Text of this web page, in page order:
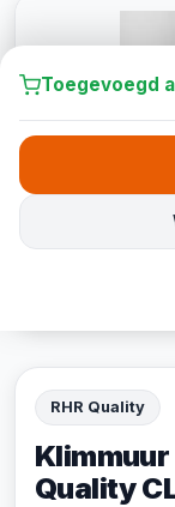
RHR Quality
Klimmuur
Quality
Toegevoegd